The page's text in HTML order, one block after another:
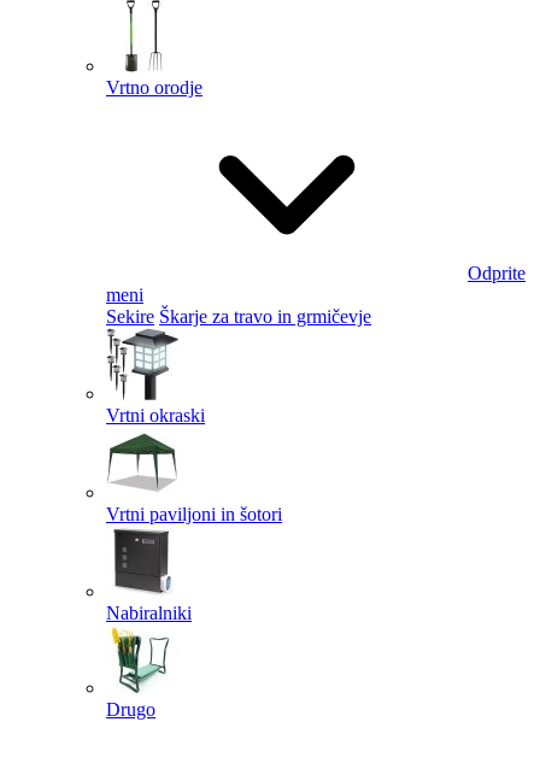
Vrtno orodje
Odprite
meni
Sekire Škarje za travo in grmičevje
Vrtni okraski
Vrtni paviljoni in šotori
Nabiralniki
Drugo